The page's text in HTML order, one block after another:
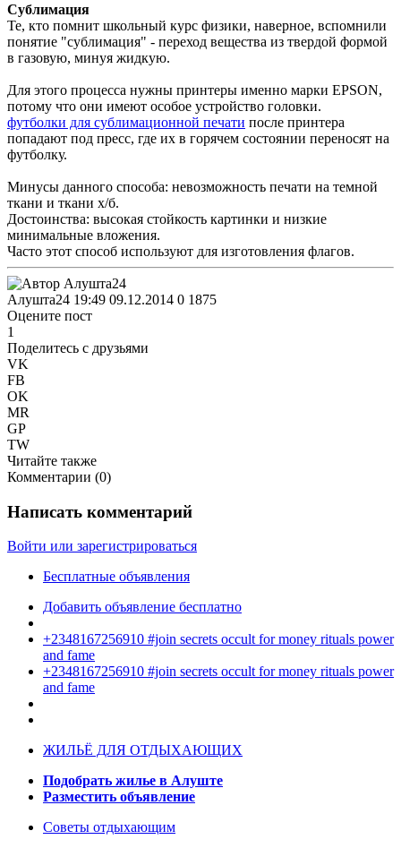
Сублимация
Те, кто помнит школьный курс физики, наверное, вспомнили
понятие "сублимация" - переход вещества из твердой формой
в газовую, минуя жидкую.
Для этого процесса нужны принтеры именно марки EPSON,
потому что они имеют особое устройство головки.
футболки для сублимационной печати после принтера
попадают под пресс, где их в горячем состоянии переносят на
футболку.
Минусы данного способа: невозможность печати на темной
ткани и ткани х/б.
Достоинства: высокая стойкость картинки и низкие
минимальные вложения.
Часто этот способ используют для изготовления флагов.
Алушта24 19:49 09.12.2014 0 1875
Оцените пост
1
Поделитесь с друзьями
VK
FB
OK
MR
GP
TW
Читайте также
Комментарии (0)
Написать комментарий
Войти или зарегистрироваться
Бесплатные объявления
Добавить объявление бесплатно
+2348167256910 #join secrets occult for money rituals power
and fame
+2348167256910 #join secrets occult for money rituals power
and fame
ЖИЛЬЁ ДЛЯ ОТДЫХАЮЩИХ
Подобрать жилье в Алуште
Разместить объявление
Советы отдыхающим